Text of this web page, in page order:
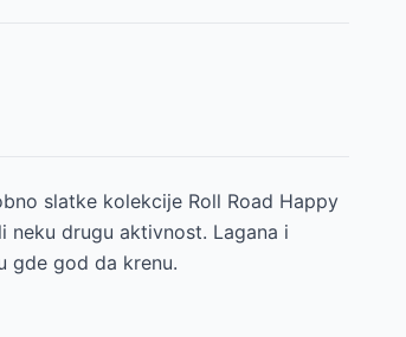
slatke kolekcije Roll Road Happy
neku drugu aktivnost. Lagana i
gde god da krenu.